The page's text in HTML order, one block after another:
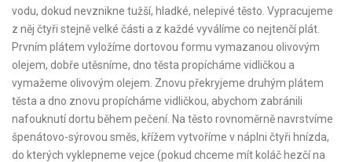
vodu, dokud nevznikne tužší, hladké, nelepivé těsto. Vypracujeme
z něj čtyři stejně velké části a z každé vyválíme co nejtenčí plát.
Prvním plátem vyložíme dortovou formu vymazanou olivovým
olejem, dobře utěsníme, dno těsta propícháme vidličkou a
vymažeme olivovým olejem. Znovu překryjeme druhým plátem
těsta a dno znovu propícháme vidličkou, abychom zabránili
nafouknutí dortu během pečení. Na těsto rovnoměrně navrstvíme
špenátovo-sýrovou směs, křížem vytvoříme v náplni čtyři hnízda,
do kterých vyklepneme vejce (pokud chceme mít koláč hezčí na